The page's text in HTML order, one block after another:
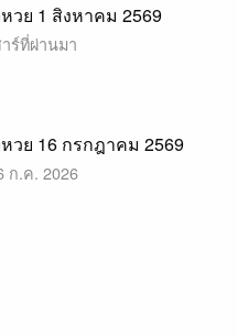
วย 1 สิงหาคม 2569
าร์ที่ผ่านมา
วย 16 กรกฎาคม 2569
ก.ค. 2026